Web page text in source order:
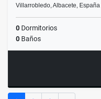
Villarrobledo, Albacete, España
0 Dormitorios
0 Baños